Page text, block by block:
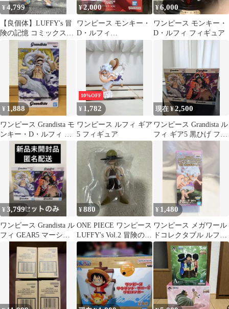
¥4,799
【良個体】LUFFY's 冒
険の記憶 コミックス巻
百六 エッグヘッド
¥2,000
ワンピース モンキー・
D・ルフィ
MASTERLISE
EXPECIE
¥6,000
ワンピース モンキー・
D・ルフィ フィギュア
¥ 1,888
ワンピース Grandista モ
ンキー・D・ルフィ ギ
10%OFF
¥ 1,782
ワンピース ルフィ ギア
5 フィギュア
現在 ¥2,500
ワンピース Grandista ル
フィ ギア5 黒ひげ フィ
¥3,799
ワンピース Grandista ル
フィ GEAR5 マーシャ
¥880
ONE PIECE ワンピース
LUFFY's Vol.2 冒険の記
憶 ウソップ
¥ 1,480
ワンピース メガワール
ドコレクタブル ルフィ
VSボルサリーノ